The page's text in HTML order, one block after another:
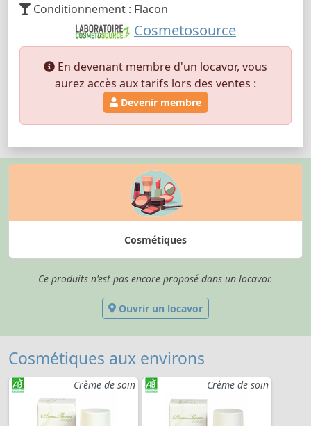
Conditionnement : Flacon
Cosmetosource
En devenant membre d'un locavor, vous
aurez accès aux tarifs lors des ventes :
Devenir membre
Cosmétiques
Ce produits n'est pas encore proposé dans un locavor.
Ouvrir un locavor
Cosmétiques aux environs
Crème de soin Crème de soin